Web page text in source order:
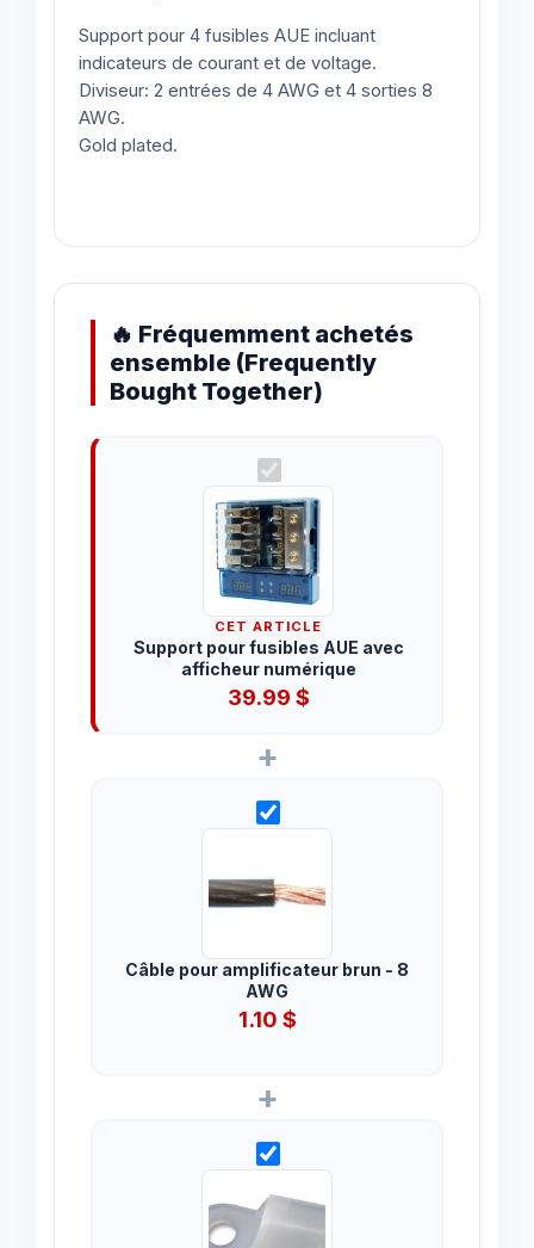
Support pour 4 fusibles AUE incluant
indicateurs de courant et de voltage.
Diviseur: 2 entrées de 4 AWG et 4 sorties 8
AWG.
Gold plated.
🔥 Fréquemment achetés
ensemble (Frequently
Bought Together)
CET ARTICLE
Support pour fusibles AUE avec
afficheur numérique
39.99 $
+
Câble pour amplificateur brun - 8
AWG
1.10 $
+